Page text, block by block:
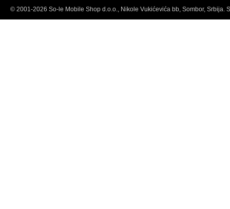
© 2001-2026 So-le Mobile Shop d.o.o., Nikole Vukićevića bb, Sombor, Srbija.